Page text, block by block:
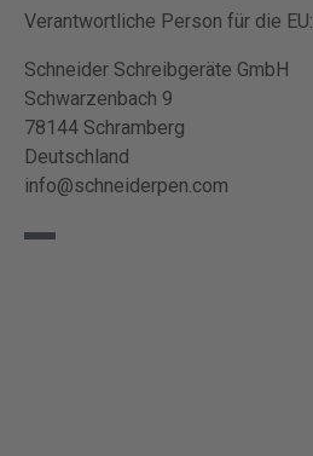
Verantwortliche Person für die EU:
Schneider Schreibgeräte GmbH
Schwarzenbach 9
78144 Schramberg
Deutschland
info@schneiderpen.com